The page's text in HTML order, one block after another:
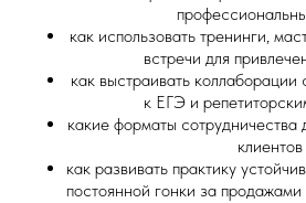
как использовать тренинги,
встречи для
как выстраивать коллаборации
к ЕГЭ и
какие форматы сотрудничества
клиентов
как развивать практику
постоянной гонки за продажами